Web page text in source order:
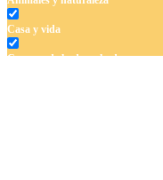
Casa y vida
Cuentos de hadas y hadas